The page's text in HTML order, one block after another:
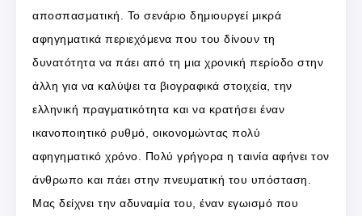
αποσπασματική. Το σενάριο δημιουργεί μικρά
αφηγηματικά περιεχόμενα που του δίνουν τη
δυνατότητα να πάει από τη μια χρονική περίοδο στην
άλλη για να καλύψει τα βιογραφικά στοιχεία, την
ελληνική πραγματικότητα και να κρατήσει έναν
ικανοποιητικό ρυθμό, οικονομώντας πολύ
αφηγηματικό χρόνο. Πολύ γρήγορα η ταινία αφήνει τον
άνθρωπο και πάει στην πνευματική του υπόσταση.
Μας δείχνει την αδυναμία του, έναν εγωισμό που